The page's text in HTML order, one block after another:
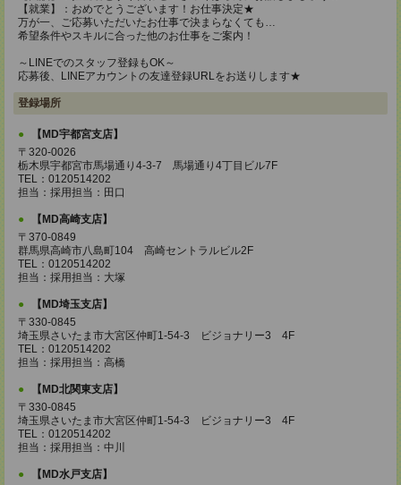
【就業】：おめでとうございます！お仕事決定★
万が一、ご応募いただいたお仕事で決まらなくても…
希望条件やスキルに合った他のお仕事をご案内！
～LINEでのスタッフ登録もOK～
応募後、LINEアカウントの友達登録URLをお送りします★
登録場所
【MD宇都宮支店】
〒320-0026
栃木県宇都宮市馬場通り4-3-7 馬場通り4丁目ビル7F
TEL：0120514202
担当：採用担当：田口
【MD高崎支店】
〒370-0849
群馬県高崎市八島町104 高崎セントラルビル2F
TEL：0120514202
担当：採用担当：大塚
【MD埼玉支店】
〒330-0845
埼玉県さいたま市大宮区仲町1-54-3 ビジョナリー3 4F
TEL：0120514202
担当：採用担当：高橋
【MD北関東支店】
〒330-0845
埼玉県さいたま市大宮区仲町1-54-3 ビジョナリー3 4F
TEL：0120514202
担当：採用担当：中川
【MD水戸支店】